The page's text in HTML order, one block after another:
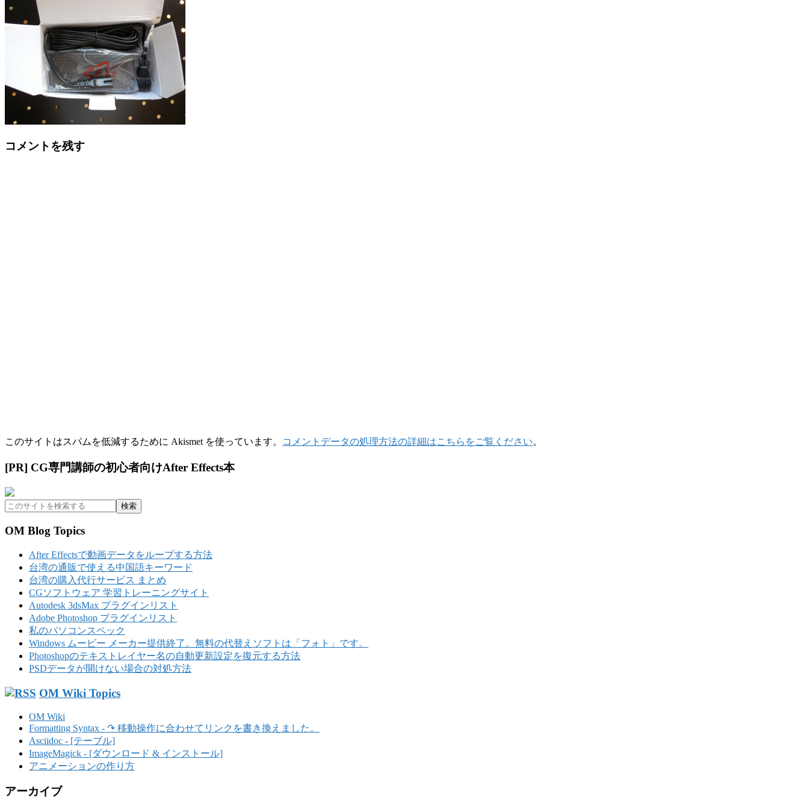
Reader
コメントを残す
このサイトはスパムを低減するために Akismet を使っています。 コメントデータの処理方法の詳細はこちらをご覧ください。
最
初
の
サ
[PR] CG専門講師の初心者向けAfter Effects本
こ
サ
OM Blog Topics
After Effectsで動画データをループする方法
台湾の通販で使える中国語キーワード
台湾の購入代行サービス まとめ
CGソフトウェア 学習トレーニングサイト
Autodesk 3dsMax プラグインリスト
Adobe Photoshop プラグインリスト
私のパソコンスペック
Windows ムービー メーカー提供終了。無料の代替えソフトは「フォト」です。
Photoshopのテキストレイヤー名の自動更新設定を復元する方法
PSDデータが開けない場合の対処方法
OM Wiki Topics
OM Wiki
Formatting Syntax - ↷ 移動操作に合わせてリンクを書き換えました。
Asciidoc - [テーブル]
ImageMagick - [ダウンロード & インストール]
アニメーションの作り方
アーカイブ